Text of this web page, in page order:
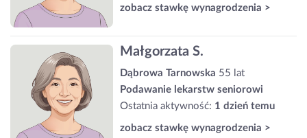
zobacz stawkę wynagrodzenia >
Małgorzata S.
Dąbrowa Tarnowska 55 lat
Podawanie lekarstw seniorowi
Ostatnia aktywność: 1 dzień temu
zobacz stawkę wynagrodzenia >